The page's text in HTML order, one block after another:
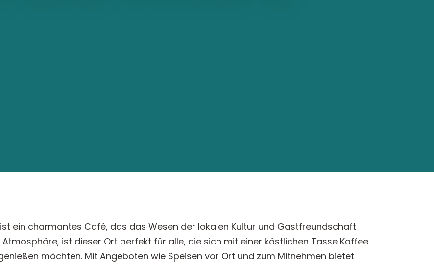
ein charmantes Café, das das Wesen der lokalen Kultur und Gastfreundschaft
ist dieser Ort perfekt für alle, die sich mit einer köstlichen Tasse Kaffee
möchten. Mit Angeboten wie Speisen vor Ort und zum Mitnehmen bietet